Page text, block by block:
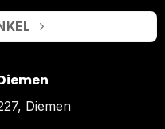
Diemen